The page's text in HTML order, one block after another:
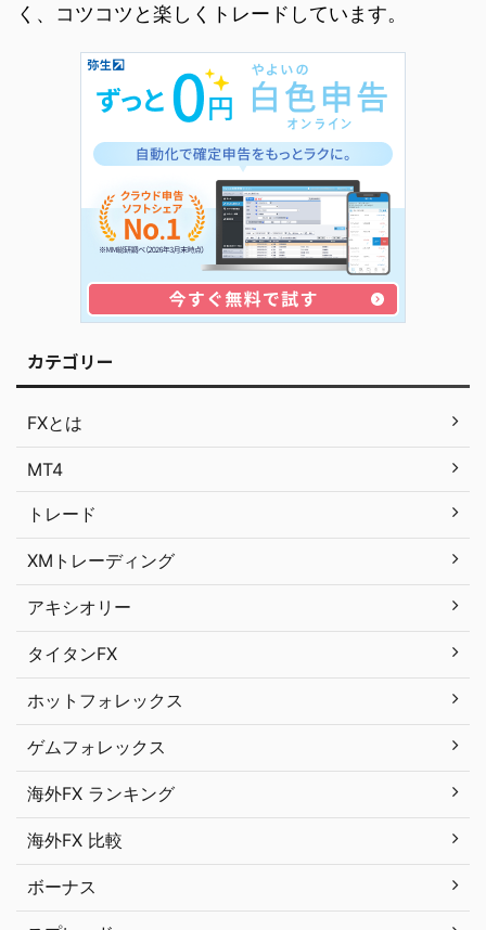
く、コツコツと楽しくトレードしています。
カテゴリー
FXとは
MT4
トレード
XMトレーディング
アキシオリー
タイタンFX
ホットフォレックス
ゲムフォレックス
海外FX ランキング
海外FX 比較
ボーナス